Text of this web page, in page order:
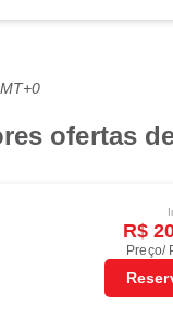
ofertas
R$
Preço/